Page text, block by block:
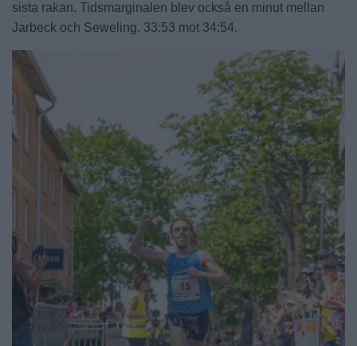
sista rakan. Tidsmarginalen blev också en minut mellan
Jarbeck och Seweling. 33:53 mot 34:54.